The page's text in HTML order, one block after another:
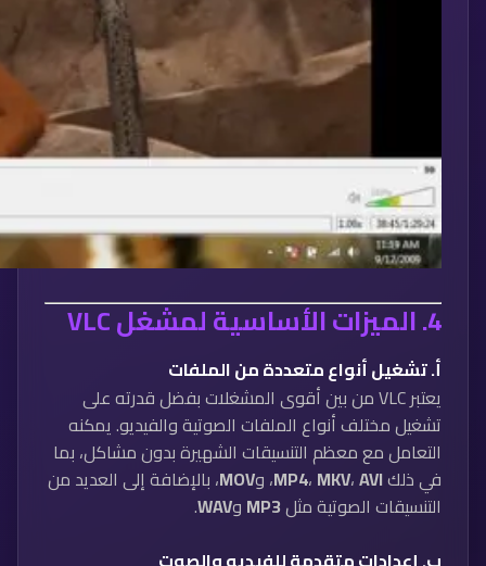
4. الميزات الأساسية لمشغل VLC
أ.تشغيل أنواع متعددة من الملفات
يعتبر VLC من بين أقوى المشغلات بفضل قدرته على
تشغيل مختلف أنواع الملفات الصوتية والفيديو. يمكنه
التعامل مع معظم التنسيقات الشهيرة بدون مشاكل، بما
في ذلك
MP4، MKV،AVI ، وMOV، بالإضافة إلى العديد من
التنسيقات الصوتية مثلMP3 وWAV
.